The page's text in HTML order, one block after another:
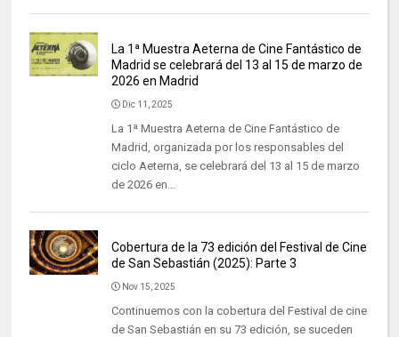
La 1ª Muestra Aeterna de Cine Fantástico de
Madrid se celebrará del 13 al 15 de marzo de
2026 en Madrid
Dic 11, 2025
La 1ª Muestra Aeterna de Cine Fantástico de
Madrid, organizada por los responsables del
ciclo Aeterna, se celebrará del 13 al 15 de marzo
de 2026 en...
Cobertura de la 73 edición del Festival de Cine
de San Sebastián (2025): Parte 3
Nov 15, 2025
Continuemos con la cobertura del Festival de cine
de San Sebastián en su 73 edición, se suceden